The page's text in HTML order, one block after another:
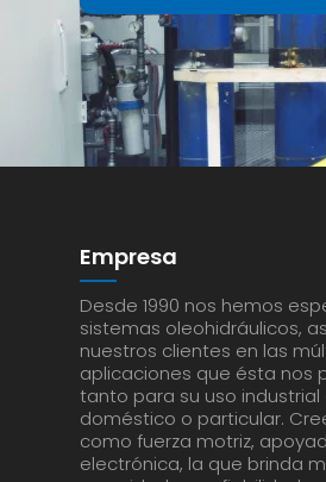
Empresa
Desde 1990 nos hemos
sistemas oleohidráulicos,
nuestros clientes en las
aplicaciones que ésta nos
tanto para su uso
doméstico o particular.
como fuerza motriz,
electrónica, la que brinda